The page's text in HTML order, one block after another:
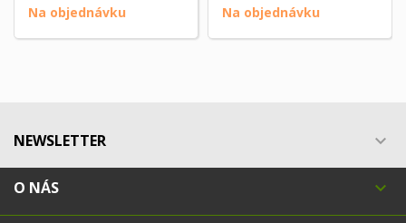
Na objednávku Na objednávku
NEWSLETTER 
O NÁS 